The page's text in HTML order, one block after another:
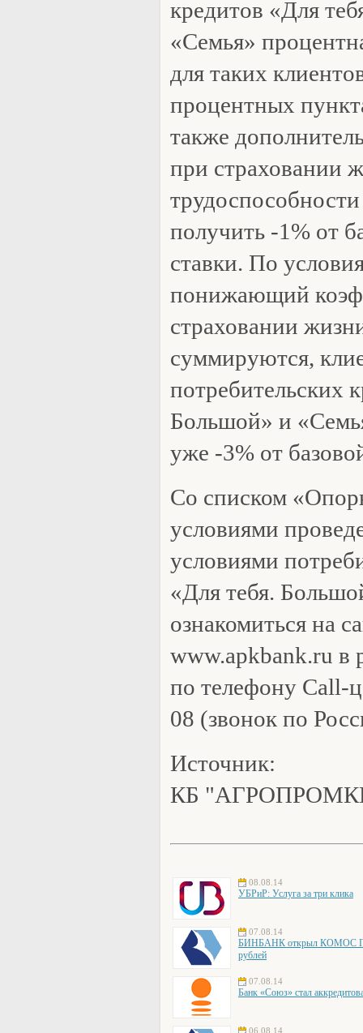
кредитов «Для
«Семья»
для таких
процентных
также
при страховании
получить -1% от
ставки. По
понижающий
страховании
суммируются,
потребительских
Большой» и
уже -3% от
Со списком
условиями
условиями
«Для тебя.
ознакомиться на
www.apkbank.ru в
по телефону Call-
08 (звонок по
Источник:
КБ
08.08.14
УБРиР: Услуга за три клика
07.08.14
БИНБАНК открыл КОМОС
рублей
07.08.14
Банк «Союз» стал
06.08.14